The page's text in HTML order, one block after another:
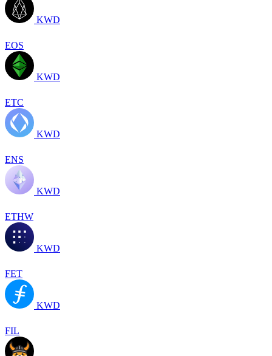
KWD
EOS
KWD
ETC
KWD
ENS
KWD
ETHW
KWD
FET
KWD
FIL